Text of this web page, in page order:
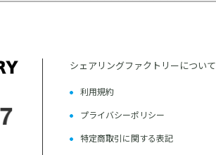
シェアリングファクトリーについて
利用規約
プライバシーポリシー
特定商取引に関する表記